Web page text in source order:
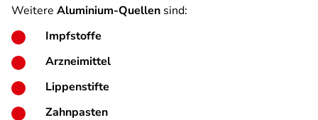
Weitere Aluminium-Quellen sind:
Impfstoffe
Arzneimittel
Lippenstifte
Zahnpasten